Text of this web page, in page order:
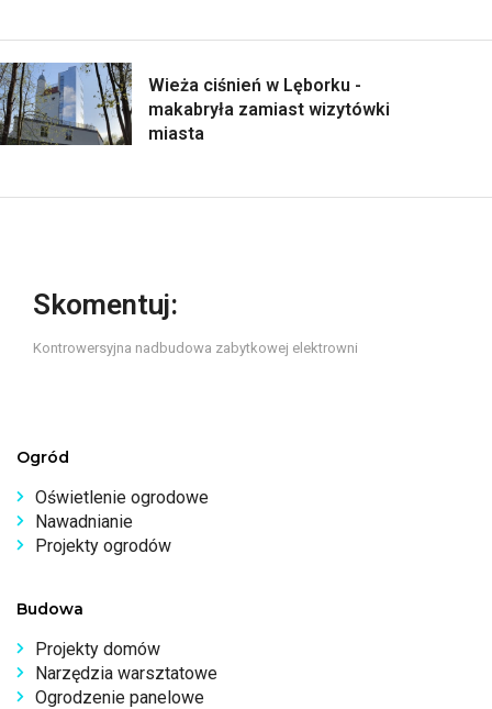
Wieża ciśnień w Lęborku -
makabryła zamiast wizytówki
miasta
Skomentuj:
Kontrowersyjna nadbudowa zabytkowej elektrowni
Ogród
Oświetlenie ogrodowe
Nawadnianie
Projekty ogrodów
Budowa
Projekty domów
Narzędzia warsztatowe
Ogrodzenie panelowe